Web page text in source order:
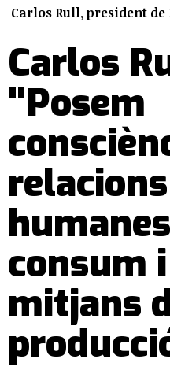
Carlos Rull, president
Carlos
"Posem
relacions
consum
mitjans